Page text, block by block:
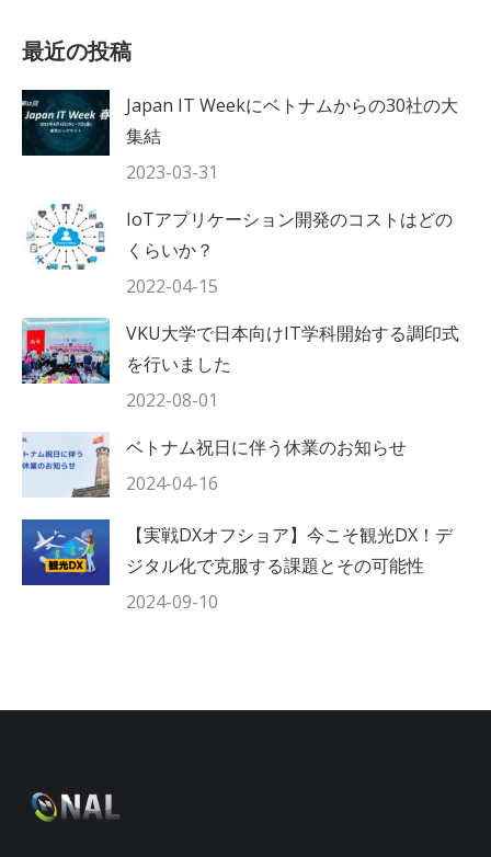
最近の投稿
Japan IT Weekにベトナムからの30社の大
集結
2023-03-31
IoTアプリケーション開発のコストはどの
くらいか？
2022-04-15
VKU大学で日本向けIT学科開始する調印式
を行いました
2022-08-01
ベトナム祝日に伴う休業のお知らせ
2024-04-16
【実戦DXオフショア】今こそ観光DX！デ
ジタル化で克服する課題とその可能性
2024-09-10